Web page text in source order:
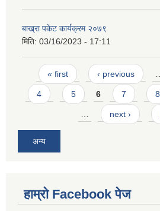
बाख्रा पकेट कार्यक्रम २०७९
मिति: 03/16/2023 - 17:11
Pages
« first ‹ previous
4 5 6 7 8
next ›
अन्य
हाम्राे Facebook पेज